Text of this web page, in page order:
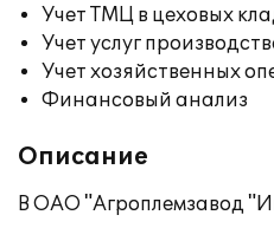
Учет ТМЦ в цеховых
Учет услуг
Учет хозяйственных
Финансовый анализ
Описание
В ОАО "Агроплемзавод